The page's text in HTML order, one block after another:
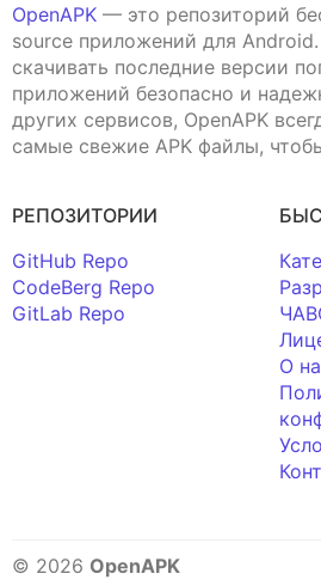
OpenAPK — это репозиторий
source приложений для Android.
скачивать последние версии
приложений безопасно и
других сервисов, OpenAPK
самые свежие APK файлы,
РЕПОЗИТОРИИ
GitHub Repo
CodeBerg Repo
GitLab Repo
О
© 2026 OpenAPK